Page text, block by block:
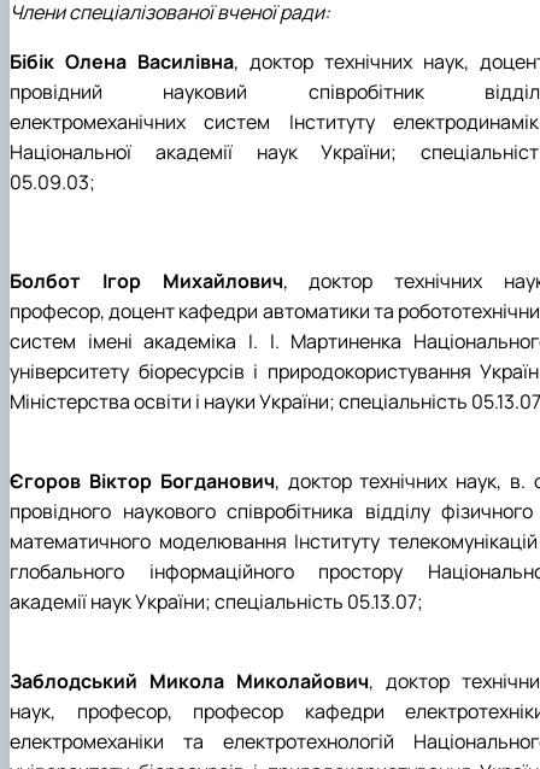
Члени спеціалізованої вченої ради:
Бібік Олена Василівна, доктор технічних наук,
провідний науковий співробітник
електромеханічних систем Інституту
Національної академії наук України;
05.09.03;
Болбот Ігор Михайлович, доктор технічних
професор, доцент кафедри автоматики та
систем імені академіка І. І. Мартиненка
університету біоресурсів і природокористування
Міністерства освіти і науки України; спеціальність
Єгоров Віктор Богданович, доктор технічних наук, в.
провідного наукового співробітника відділу фізичного
математичного моделювання Інституту телекомунікацій
глобального інформаційного простору
академії наук України; спеціальність 05.13.07;
Заблодський Микола Миколайович, доктор
наук, професор, професор кафедри
електромеханіки та електротехнологій